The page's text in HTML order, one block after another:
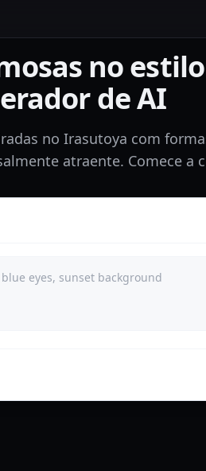
no
de AI
no Irasutoya com
atraente. Comece a